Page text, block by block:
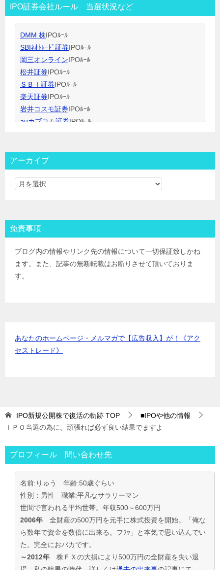
IPO当選のコツ（無理なく継続）
IPO閑散期、空白期間の過ごし方
IPO証券会社ルール 当選状況など
DMM 株IPOﾙｰﾙ
SBIﾈｵﾄﾚｰﾄﾞ証券IPOﾙｰﾙ
岡三オンラインIPOﾙｰﾙ
松井証券IPOﾙｰﾙ
ＳＢＩ証券IPOﾙｰﾙ
楽天証券IPOﾙｰﾙ
岩井コスモ証券IPOﾙｰﾙ
auカブコム証券IPOﾙｰﾙ
三菱ＵＦＪ証券
みずほ証券IPOﾙｰﾙ
ＳＭＢＣ日興証券
岡三証券IPOﾙｰﾙ
ＧＭＯクリック証券
アイザワ証券IPOﾙｰﾙ
むさし証券
IPOﾙｰﾙ
マネックス証券
アーカイブ
免責事項
ブログ内の情報やリンク先の情報について一切保証致しかね
ます。また、記事の無断転載はお断りさせて頂いておりま
す。
あなたのホームページ・メルマガで【広告収入】が！《アク
セストレード》
IPO新規公開株で復活の軌跡 TOP
■IPOや他の情報
ＩＰＯ当選の為に。頑張れば必ず良い結果でますよ
プロフィール 問い合わせ先
名前:りゅう 年齢:50歳ぐらい
性別：男性 職業:平凡なサラリーマン
世間で言われる平均世帯。年収500～600万円
2006年 全財産の500万円を元手に株式投資を開始。「俺な
ら数年で資金を数倍に出来る。フﾌｯ」と本気で思い込んでい
た。完全におバカです。
～2012年 株ＦＸの大損により500万円の全財産を失い退
場。私の暗黒の時代。詳しくは過去の出来事の記事にて